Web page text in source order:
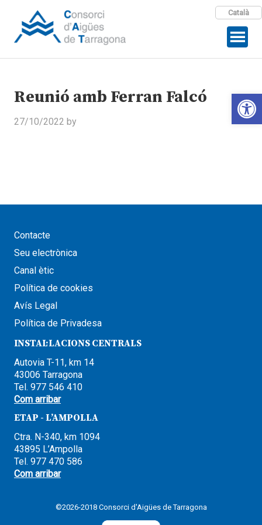
Català
Reunió amb Ferran Falcó
27/10/2022 by
Contacte
Seu electrònica
Canal ètic
Política de cookies
Avís Legal
Política de Privadesa
INSTAL·LACIONS CENTRALS
Autovia T-11, km 14
43006 Tarragona
Tel. 977 546 410
Com arribar
ETAP - L’AMPOLLA
Ctra. N-340, km 1094
43895 L’Ampolla
Tel. 977 470 586
Com arribar
©2026-2018 Consorci d'Aigües de Tarragona